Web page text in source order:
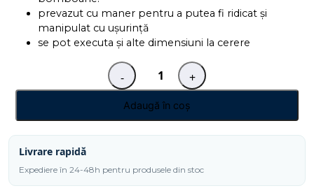
prevazut cu maner pentru a putea fi ridicat și
manipulat cu ușurință
se pot executa și alte dimensiuni la cerere
-
Cantitate
Suport
expunere
SPEv
4
+
Adaugă în coș
Livrare rapidă
Expediere în 24-48h pentru produsele din stoc